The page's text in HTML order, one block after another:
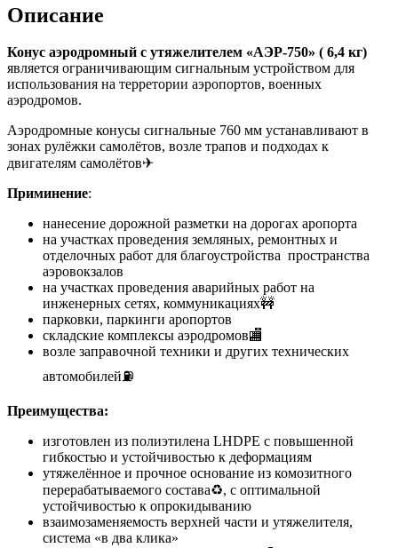
Описание
Конус аэродромный с утяжелителем «АЭР-750» ( 6,4 кг)
является ограничивающим сигнальным устройством для
использования на терретории аэропортов, военных
аэродромов.
Аэродромные конусы сигнальные 760 мм устанавливают в
зонах рулёжки самолётов, возле трапов и подходах к
двигателям самолётов✈
Приминение:
нанесение дорожной разметки на дорогах аропорта
на участках проведения земляных, ремонтных и
отделочных работ для благоустройства пространства
аэровокзалов
на участках проведения аварийных работ на
инженерных сетях, коммуникациях🚧
парковки, паркинги аропортов
складские комплексы аэродромов🏬
возле заправочной техники и других технических
автомобилей⛽
Преимущества:
изготовлен из полиэтилена LHDPE с повышенной
гибкостью и устойчивостью к деформациям
утяжелённое и прочное основание из комозитного
перерабатываемого состава♻, с оптимальной
устойчивостью к опрокидыванию
взаимозаменяемость верхней части и утяжелителя,
система «в два клика»